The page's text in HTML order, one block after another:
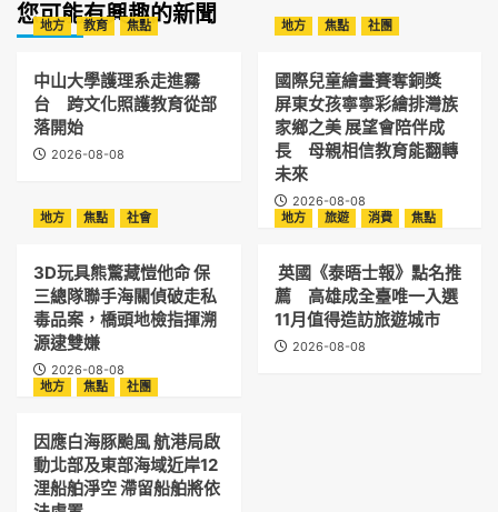
您可能有興趣的新聞
地方 教育 焦點
中山大學護理系走進霧
台 跨文化照護教育從部
落開始
2026-08-08
地方 焦點 社團
國際兒童繪畫賽奪銅獎
屏東女孩寧寧彩繪排灣族
家鄉之美 展望會陪伴成
長 母親相信教育能翻轉
未來
2026-08-08
地方
焦點 社會
3D玩具熊驚藏愷他命 保
三總隊聯手海關偵破走私
毒品案，橋頭地檢指揮溯
源逮雙嫌
2026-08-08
地方 旅遊 消費 焦點
英國《泰晤士報》點名推
薦 高雄成全臺唯一入選
11月值得造訪旅遊城市
2026-08-08
地方 焦點 社團
因應白海豚颱風 航港局啟
動北部及東部海域近岸12
浬船舶淨空 滯留船舶將依